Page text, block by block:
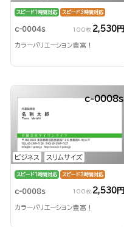
スピード1時間対応 スピード3時間対応
c-0004s 100枚 2,530円
カラーバリエーション豊富！
ビジネス スリムサイズ
c-0008s
スピード1時間対応 スピード3時間対応
c-0008s 100枚 2,530円
カラーバリエーション豊富！